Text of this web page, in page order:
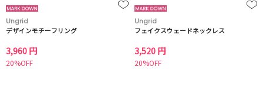
Ungrid
デザインモチーフリング
3,960 円
20%OFF
Ungrid
フェイクスウェードネックレス
3,520 円
20%OFF